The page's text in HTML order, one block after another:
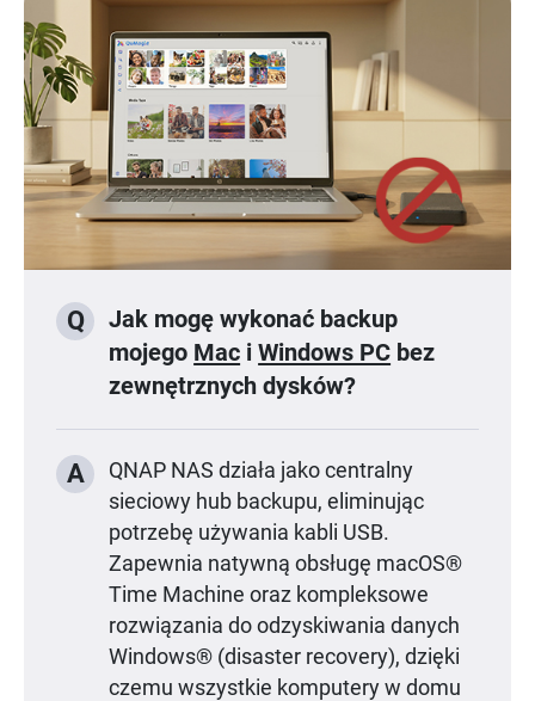
Q
Jak mogę wykonać backup
mojego Mac iWindows PC bez
zewnętrznych dysków?
A
QNAP NAS działa jako centralny
sieciowy hub backupu, eliminując
potrzebę używania kabli USB.
Zapewnia natywną obsługę macOS®
Time Machine oraz kompleksowe
rozwiązania do odzyskiwania danych
Windows® (disaster recovery), dzięki
czemu wszystkie komputery w domu